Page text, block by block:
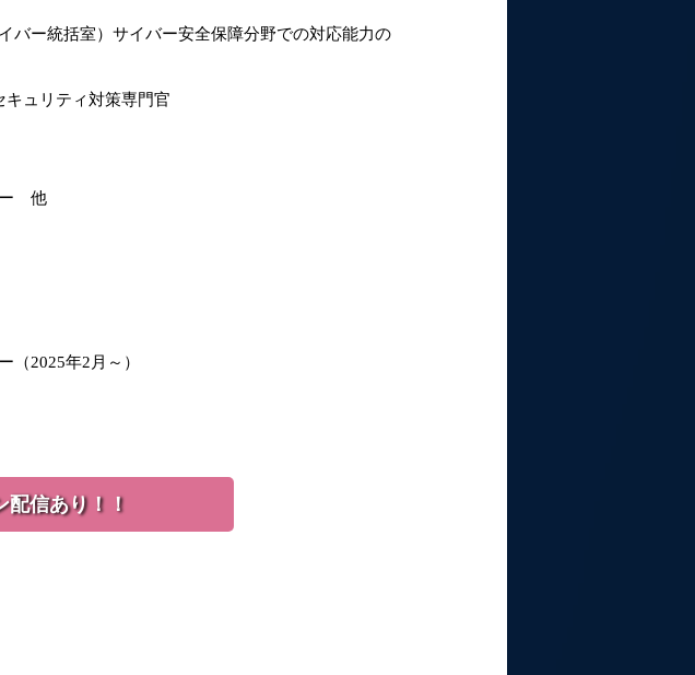
バー統括室）サイバー安全保障分野での対応能力の
ュリティ対策専門官
ー 他
2025年2月～）
配信あり！！